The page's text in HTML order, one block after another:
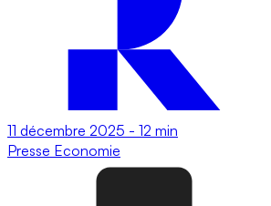
11 décembre 2025 - 12 min
Presse Economie